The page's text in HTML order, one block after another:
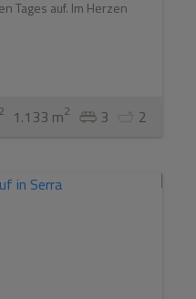
Besichtigungen,
und technischen
und die
Tages auf. Im Herzen
2 1.133 m2 3 2